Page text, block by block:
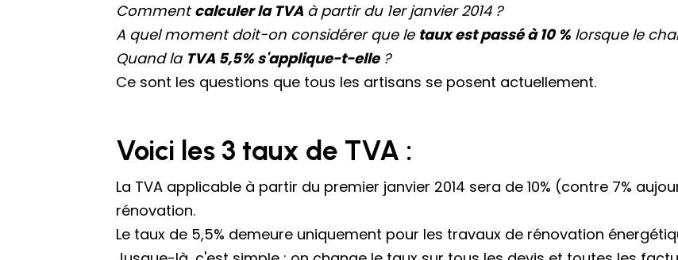
Commentcalculer la TVA à partir du 1er janvier 2014 ?
A quel moment doit-on considérer que le taux est passé à 10 % lorsque le
Quand la TVA 5,5% s'applique-t-elle?
Ce sont les questions que tous les artisans se posent actuellement.
Voici les 3 taux de TVA :
La TVA applicable à partir du premier janvier 2014 sera de 10% (contre 7%
rénovation.
Le taux de 5,5% demeure uniquement pour les travaux de rénovation